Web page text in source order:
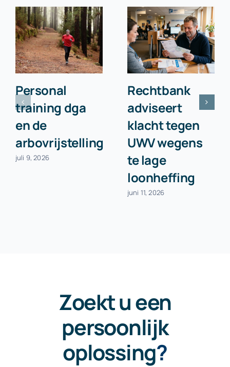
Personal
training dga
en de
arbovrijstelling
juli 9, 2026
Rechtbank
adviseert
klacht tegen
UWV wegens
te lage
loonheffing
juni 11, 2026
Zoekt u een
persoonlijk
oplossing?